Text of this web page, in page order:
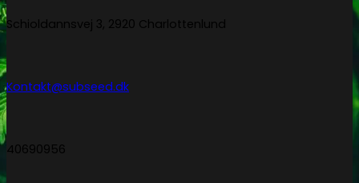
Schioldannsvej 3, 2920 Charlottenlund
Kontakt@subseed.dk
40690956